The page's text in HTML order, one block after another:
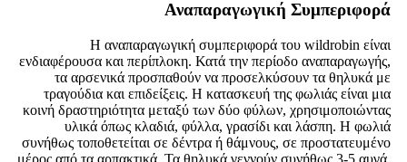
Αναπαραγωγική Συμπεριφορά
Η αναπαραγωγική συμπεριφορά του wildrobin είναι
ενδιαφέρουσα και περίπλοκη. Κατά την περίοδο αναπαραγωγής,
τα αρσενικά προσπαθούν να προσελκύσουν τα θηλυκά με
τραγούδια και επιδείξεις. Η κατασκευή της φωλιάς είναι μια
κοινή δραστηριότητα μεταξύ των δύο φύλων, χρησιμοποιώντας
υλικά όπως κλαδιά, φύλλα, γρασίδι και λάσπη. Η φωλιά
συνήθως τοποθετείται σε δέντρα ή θάμνους, σε προστατευμένο
μέρος από τα αρπακτικά. Τα θηλυκά γεννούν συνήθως 3-5 αυγά,